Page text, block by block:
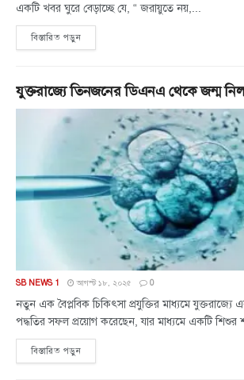
একটি খবর ঘুরে বেড়াচ্ছে যে, “ জরায়ুতে নয়,...
বিস্তারিত পড়ুন
যুক্তরাজ্যে তিনজনের ডিএনএ থেকে জন্ম
SB NEWS 1 আগস্ট ১৮, ২০২৫ 0
নতুন এক বৈপ্লবিক চিকিৎসা প্রযুক্তির মাধ্যমে
পদ্ধতির সফল প্রয়োগ করেছেন, যার মাধ্যমে একটি শিশুর
বিস্তারিত পড়ুন